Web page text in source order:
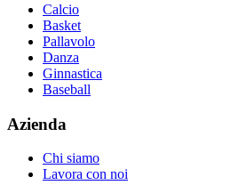
Calcio
Basket
Pallavolo
Danza
Ginnastica
Baseball
Azienda
Chi siamo
Lavora con noi